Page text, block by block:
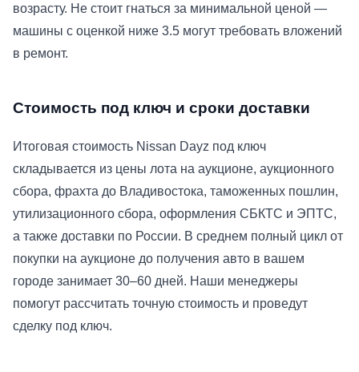
возрасту. Не стоит гнаться за минимальной ценой —
машины с оценкой ниже 3.5 могут требовать вложений
в ремонт.
Стоимость под ключ и сроки доставки
Итоговая стоимость Nissan Dayz под ключ
складывается из цены лота на аукционе, аукционного
сбора, фрахта до Владивостока, таможенных пошлин,
утилизационного сбора, оформления СБКТС и ЭПТС,
а также доставки по России. В среднем полный цикл от
покупки на аукционе до получения авто в вашем
городе занимает 30–60 дней. Наши менеджеры
помогут рассчитать точную стоимость и проведут
сделку под ключ.